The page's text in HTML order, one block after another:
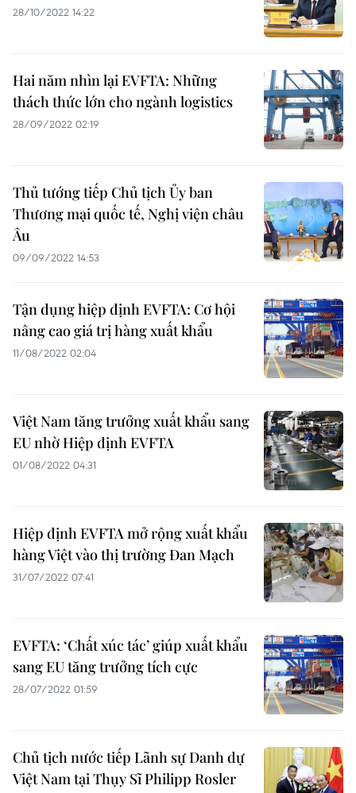
28/10/2022 14:22
Hai năm nhìn lại EVFTA: Những
thách thức lớn cho ngành logistics
28/09/2022 02:19
Thủ tướng tiếp Chủ tịch Ủy ban
Thương mại quốc tế, Nghị viện châu
Âu
09/09/2022 14:53
Tận dụng hiệp định EVFTA: Cơ hội
nâng cao giá trị hàng xuất khẩu
11/08/2022 02:04
Việt Nam tăng trưởng xuất khẩu sang
EU nhờ Hiệp định EVFTA
01/08/2022 04:31
Hiệp định EVFTA mở rộng xuất khẩu
hàng Việt vào thị trường Đan Mạch
31/07/2022 07:41
EVFTA: ‘Chất xúc tác’ giúp xuất khẩu
sang EU tăng trưởng tích cực
28/07/2022 01:59
Chủ tịch nước tiếp Lãnh sự Danh dự
Việt Nam tại Thụy Sĩ Philipp Rosler